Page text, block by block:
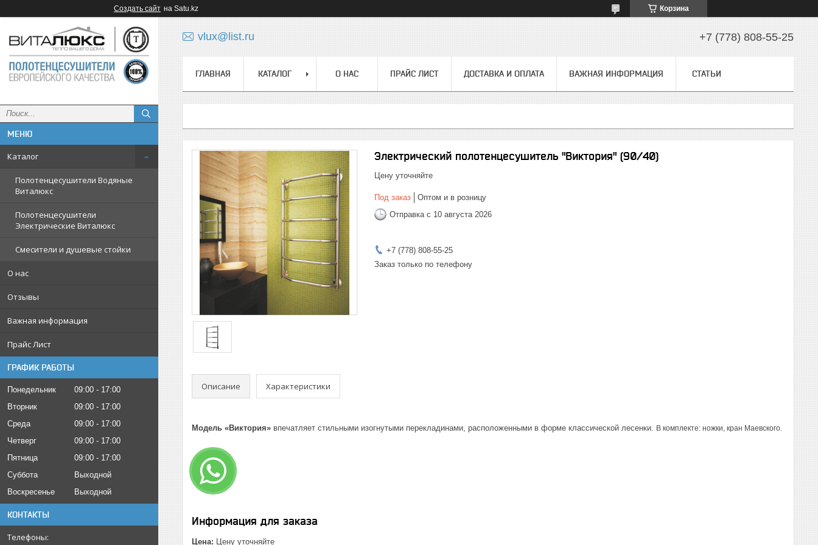
Создать сайт на Satu.kz Корзина
Каталог
Полотенцесушители Водяные
Виталюкс
Полотенцесушители
Электрические Виталюкс
Смесители и душевые стойки
О нас
Отзывы
Важная информация
Прайс Лист
ГРАФИК РАБОТЫ
Понедельник 09:00
17:00
Вторник
09:00
17:00
Среда
09:00
17:00
Четверг
09:00
17:00
Пятница
09:00
17:00
Суббота
Выходной
Воскресенье
Выходной
КОНТАКТЫ
vlux@list.ru +7 (778) 808-55-25
ГЛАВНАЯ КАТАЛОГ О НАС ПРАЙС ЛИСТ ДОСТАВКА И ОПЛАТА ВАЖНАЯ ИНФОРМАЦИЯ СТАТЬИ
Электрический полотенцесушитель "Виктория" (90/40)
Цену уточняйте
Под заказ
Оптом и в розницу
Отправка с 10 августа 2026
+7 (778) 808-55-25
Заказ только по телефону
Описание Характеристики
Модель «Виктория» впечатляет стильными изогнутыми перекладинами, расположенными в форме классической лесенки. В комплекте: ножки, кран Маевского.
Информация для заказа
Цена: Цену уточняйте